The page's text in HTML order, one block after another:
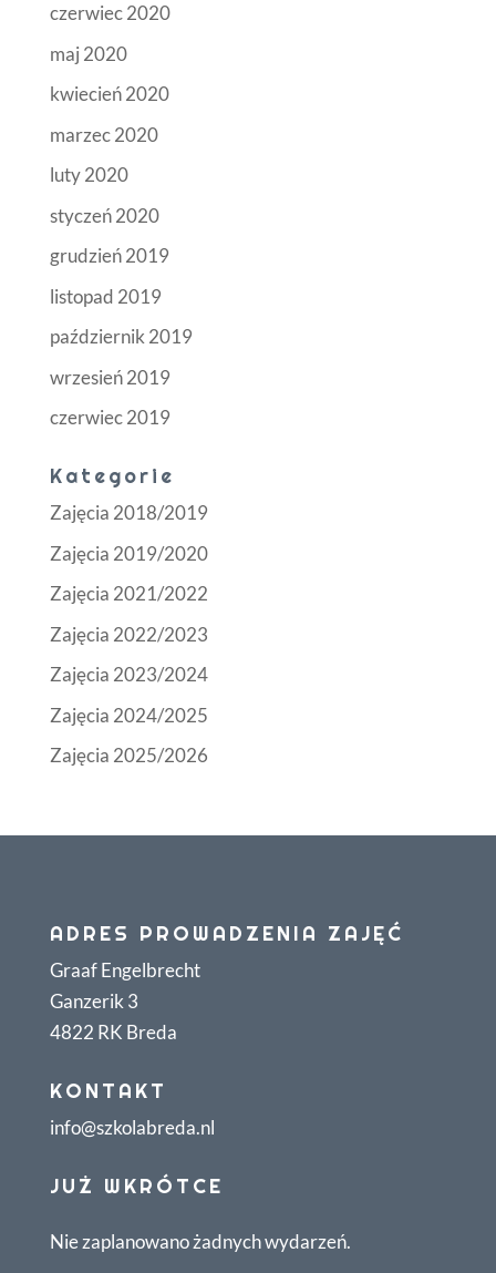
czerwiec 2020
maj 2020
kwiecień 2020
marzec 2020
luty 2020
styczeń 2020
grudzień 2019
listopad 2019
październik 2019
wrzesień 2019
czerwiec 2019
Kategorie
Zajęcia 2018/2019
Zajęcia 2019/2020
Zajęcia 2021/2022
Zajęcia 2022/2023
Zajęcia 2023/2024
Zajęcia 2024/2025
Zajęcia 2025/2026
ADRES PROWADZENIA ZAJĘĆ
Graaf Engelbrecht
Ganzerik 3
4822 RK Breda
KONTAKT
info@szkolabreda.nl
JUŻ WKRÓTCE
Nie zaplanowano żadnych wydarzeń.